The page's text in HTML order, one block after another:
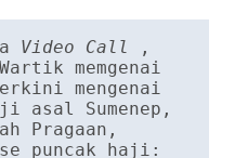
beserta rombongan
saat ini telah
wukuf di Arafah.
bimbingan ibadah
fokus menyelesaikan